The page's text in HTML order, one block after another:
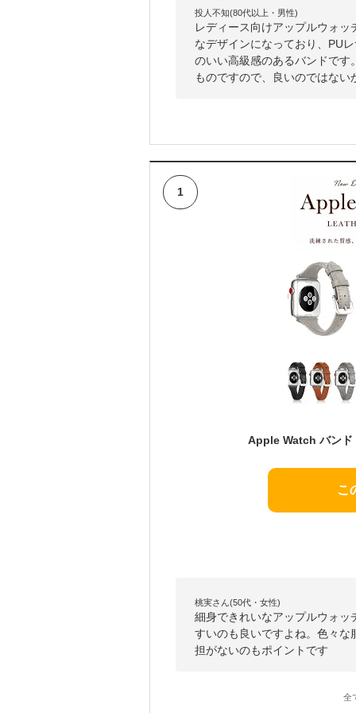
投人不知(80代以上・男性)
レディース向けアップルウォ
なデザインになっており、PU
のいい高級感のあるバンドで
ものですので、良いのではない
1
こ
桃実さん(50代・女性)
細身できれいなアップルウォ
すいのも良いですよね。色々
担がないのもポイントです
全